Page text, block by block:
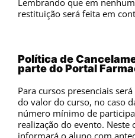
restituição será feita em
Política de
parte do Portal
Para cursos presenciais
do valor do curso, no caso
número mínimo de
realização do evento. Neste
informará o aluno com